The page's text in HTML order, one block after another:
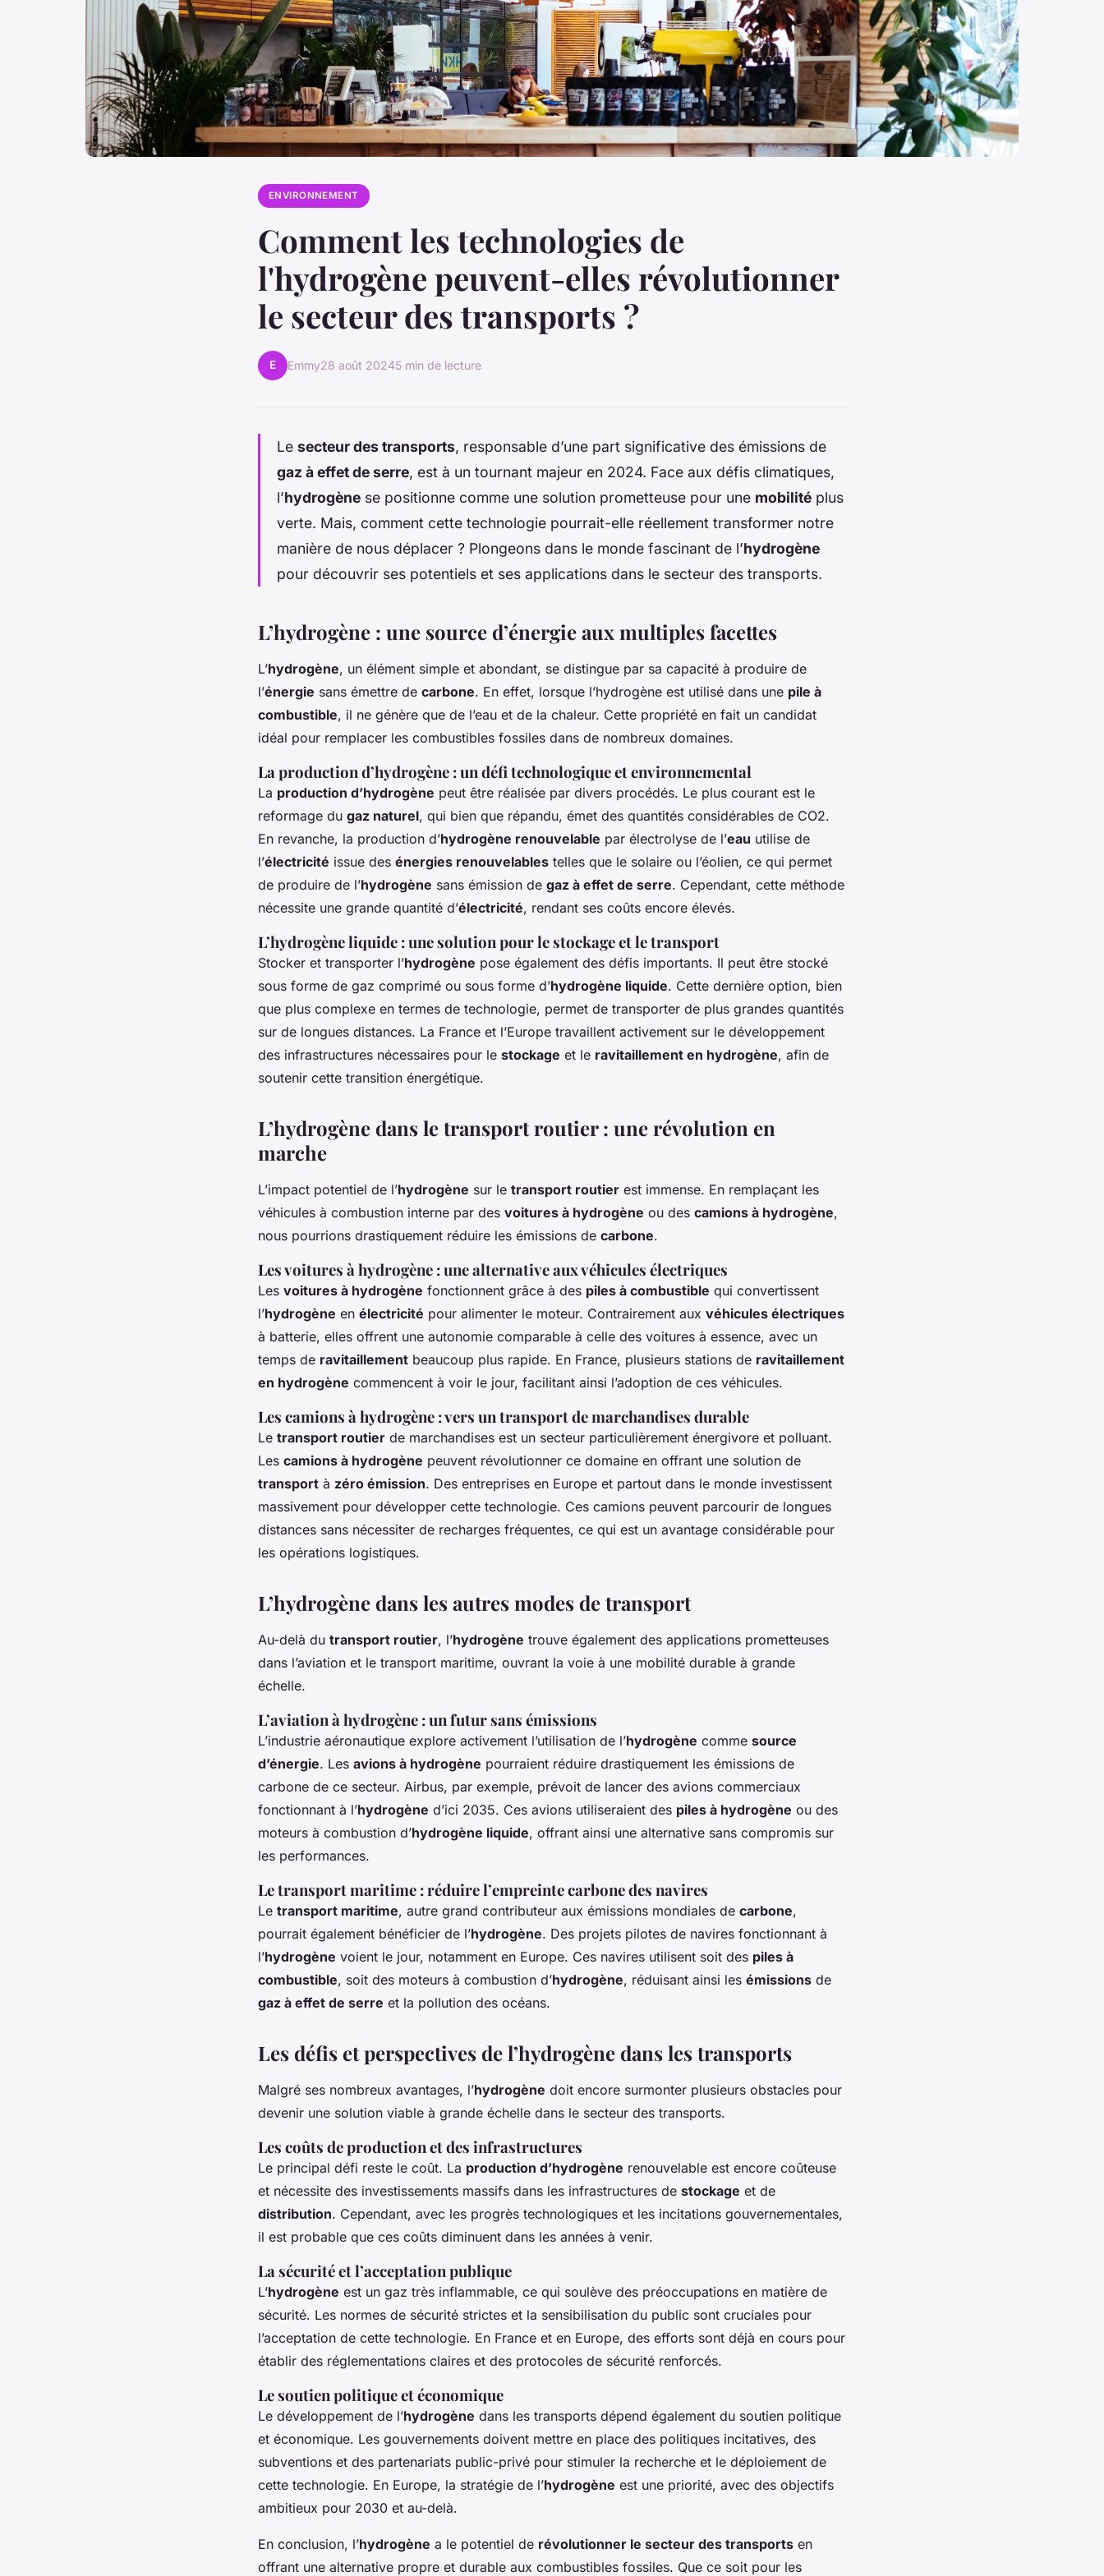
ENVIRONNEMENT
Comment les technologies de
l'hydrogène peuvent-elles révolutionner
le secteur des transports ?
E Emmy28 août 20245 min de lecture
Le secteur des transports, responsable d’une part significative des émissions de
gaz à effet de serre, est à un tournant majeur en 2024. Face aux défis climatiques,
l’hydrogène se positionne comme une solution prometteuse pour une mobilité plus
verte. Mais, comment cette technologie pourrait-elle réellement transformer notre
manière de nous déplacer ? Plongeons dans le monde fascinant de l’hydrogène
pour découvrir ses potentiels et ses applications dans le secteur des transports.
L’hydrogène : une source d’énergie aux multiples facettes
L’hydrogène, un élément simple et abondant, se distingue par sa capacité à produire de
l’énergie sans émettre de carbone. En effet, lorsque l’hydrogène est utilisé dans une pile à
combustible, il ne génère que de l’eau et de la chaleur. Cette propriété en fait un candidat
idéal pour remplacer les combustibles fossiles dans de nombreux domaines.
La production d’hydrogène : un défi technologique et environnemental
La production d’hydrogène peut être réalisée par divers procédés. Le plus courant est le
reformage du gaz naturel, qui bien que répandu, émet des quantités considérables de CO2.
En revanche, la production d’hydrogène renouvelable par électrolyse de l’eau utilise de
l’électricité issue des énergies renouvelables telles que le solaire ou l’éolien, ce qui permet
de produire de l’hydrogène sans émission de gaz à effet de serre. Cependant, cette méthode
nécessite une grande quantité d’électricité, rendant ses coûts encore élevés.
L’hydrogène liquide : une solution pour le stockage et le transport
Stocker et transporter l’hydrogène pose également des défis importants. Il peut être stocké
sous forme de gaz comprimé ou sous forme d’hydrogène liquide. Cette dernière option, bien
que plus complexe en termes de technologie, permet de transporter de plus grandes quantités
sur de longues distances. La France et l’Europe travaillent activement sur le développement
des infrastructures nécessaires pour le stockage et le ravitaillement en hydrogène, afin de
soutenir cette transition énergétique.
L’hydrogène dans le transport routier : une révolution en
marche
L’impact potentiel de l’hydrogène sur le transport routier est immense. En remplaçant les
véhicules à combustion interne par des voitures à hydrogène ou des camions à hydrogène,
nous pourrions drastiquement réduire les émissions de carbone.
Les voitures à hydrogène : une alternative aux véhicules électriques
Les voitures à hydrogène fonctionnent grâce à des piles à combustible qui convertissent
l’hydrogène en électricité pour alimenter le moteur. Contrairement aux véhicules électriques
à batterie, elles offrent une autonomie comparable à celle des voitures à essence, avec un
temps de ravitaillement beaucoup plus rapide. En France, plusieurs stations de ravitaillement
en hydrogène commencent à voir le jour, facilitant ainsi l’adoption de ces véhicules.
Les camions à hydrogène : vers un transport de marchandises durable
Le transport routier de marchandises est un secteur particulièrement énergivore et polluant.
Les camions à hydrogène peuvent révolutionner ce domaine en offrant une solution de
transport à zéro émission. Des entreprises en Europe et partout dans le monde investissent
massivement pour développer cette technologie. Ces camions peuvent parcourir de longues
distances sans nécessiter de recharges fréquentes, ce qui est un avantage considérable pour
les opérations logistiques.
L’hydrogène dans les autres modes de transport
Au-delà du transport routier, l’hydrogène trouve également des applications prometteuses
dans l’aviation et le transport maritime, ouvrant la voie à une mobilité durable à grande
échelle.
L’aviation à hydrogène : un futur sans émissions
L’industrie aéronautique explore activement l’utilisation de l’hydrogène comme source
d’énergie. Les avions à hydrogène pourraient réduire drastiquement les émissions de
carbone de ce secteur. Airbus, par exemple, prévoit de lancer des avions commerciaux
fonctionnant à l’hydrogène d’ici 2035. Ces avions utiliseraient des piles à hydrogène ou des
moteurs à combustion d’hydrogène liquide, offrant ainsi une alternative sans compromis sur
les performances.
Le transport maritime : réduire l’empreinte carbone des navires
Le transport maritime, autre grand contributeur aux émissions mondiales de carbone,
pourrait également bénéficier de l’hydrogène. Des projets pilotes de navires fonctionnant à
l’hydrogène voient le jour, notamment en Europe. Ces navires utilisent soit des piles à
combustible, soit des moteurs à combustion d’hydrogène, réduisant ainsi les émissions de
gaz à effet de serre et la pollution des océans.
Les défis et perspectives de l’hydrogène dans les transports
Malgré ses nombreux avantages, l’hydrogène doit encore surmonter plusieurs obstacles pour
devenir une solution viable à grande échelle dans le secteur des transports.
Les coûts de production et des infrastructures
Le principal défi reste le coût. La production d’hydrogène renouvelable est encore coûteuse
et nécessite des investissements massifs dans les infrastructures de stockage et de
distribution. Cependant, avec les progrès technologiques et les incitations gouvernementales,
il est probable que ces coûts diminuent dans les années à venir.
La sécurité et l’acceptation publique
L’hydrogène est un gaz très inflammable, ce qui soulève des préoccupations en matière de
sécurité. Les normes de sécurité strictes et la sensibilisation du public sont cruciales pour
l’acceptation de cette technologie. En France et en Europe, des efforts sont déjà en cours pour
établir des réglementations claires et des protocoles de sécurité renforcés.
Le soutien politique et économique
Le développement de l’hydrogène dans les transports dépend également du soutien politique
et économique. Les gouvernements doivent mettre en place des politiques incitatives, des
subventions et des partenariats public-privé pour stimuler la recherche et le déploiement de
cette technologie. En Europe, la stratégie de l’hydrogène est une priorité, avec des objectifs
ambitieux pour 2030 et au-delà.
En conclusion, l’hydrogène a le potentiel de révolutionner le secteur des transports en
offrant une alternative propre et durable aux combustibles fossiles. Que ce soit pour les